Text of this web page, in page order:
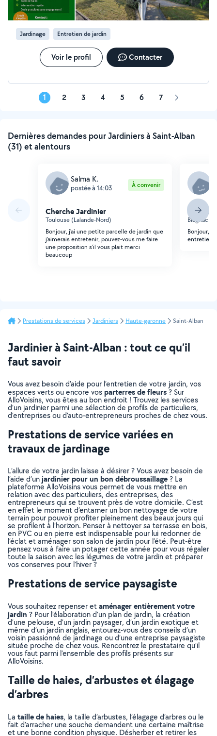
Jardinage Entretien de jardin
Voir le profil Contacter
1 2 3 4 5 6 7 Page
Dernières demandes pour Jardiniers à Saint-Alban
(31) et alentours
Salma K.
postée à 14:03 À convenir
Cherche Jardinier
Toulouse (Lalande-Nord)
Bonjour, j'ai une petite parcelle de jardin que
j'aimerais entretenir, pouvez-vous me faire
une proposition s'il vous plait merci
beaucoup
Blagnac
Bonjour,
entretien.
Prestations de services Jardiniers Haute-garonne Saint-Alban
Jardinier à Saint-Alban : tout ce qu’il
faut savoir
Vous avez besoin d’aide pour l’entretien de votre jardin, vos
espaces verts ou encore vosparterres de fleurs? Sur
AlloVoisins, vous êtes au bon endroit ! Trouvez les services
d’un jardinier parmi une sélection de profils de particuliers,
d’entreprises ou d’auto-entrepreneurs proches de chez vous.
Prestations de service variées en
travaux de jardinage
L’allure de votre jardin laisse à désirer ? Vous avez besoin de
l’aide d’unjardinier pour un bon débroussaillage? La
plateforme AlloVoisins vous permet de vous mettre en
relation avec des particuliers, des entreprises, des
entrepreneurs qui se trouvent près de votre domicile. C’est
en effet le moment d’entamer un bon nettoyage de votre
terrain pour pouvoir profiter pleinement des beaux jours qui
se profilent à l’horizon. Penser à nettoyer sa terrasse en bois,
en PVC ou en pierre est indispensable pour lui redonner de
l’éclat et aménager son salon de jardin pour l’été. Peut-être
pensez vous à faire un potager cette année pour vous régaler
toute la saison avec les légumes de votre jardin et préparer
vos conserves pour l’hiver ?
Prestations de service paysagiste
Vous souhaitez repenser etaménager entièrement votre
jardin ? Pour l’élaboration d’un plan de jardin, la création
d’une pelouse, d’un jardin paysager, d’un jardin exotique et
même d’un jardin anglais, entourez-vous des conseils d’un
voisin passionné de jardinage ou d’une entreprise paysagiste
située proche de chez vous. Rencontrez le prestataire qu’il
vous faut parmi l’ensemble des profils présents sur
AlloVoisins.
Taille de haies, d’arbustes et élagage
d’arbres
La taille de haies, la taille d’arbustes, l’élagage d’arbres ou le
fait d’arracher une souche demandent une certaine maîtrise
et une bonne condition physique. Désherber et retirer les